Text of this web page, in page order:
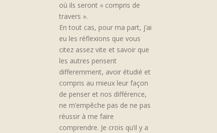
où ils seront « compris de
travers ».
En tout cas, pour ma part, j’ai
eu les réflexions que vous
citez assez vite et savoir que
les autres pensent
differemment, avoir étudié et
compris au mieux leur façon
de penser et nos différence,
ne m’empêche pas de ne pas
réussir à me faire
comprendre. Je crois qu’il y a